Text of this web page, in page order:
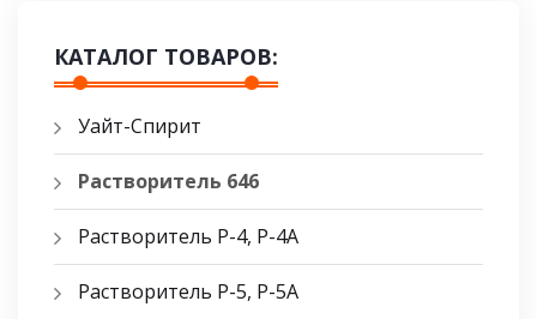
КАТАЛОГ ТОВАРОВ:
Уайт-Спирит
Растворитель 646
Растворитель Р-4, Р-4А
Растворитель Р-5, Р-5A